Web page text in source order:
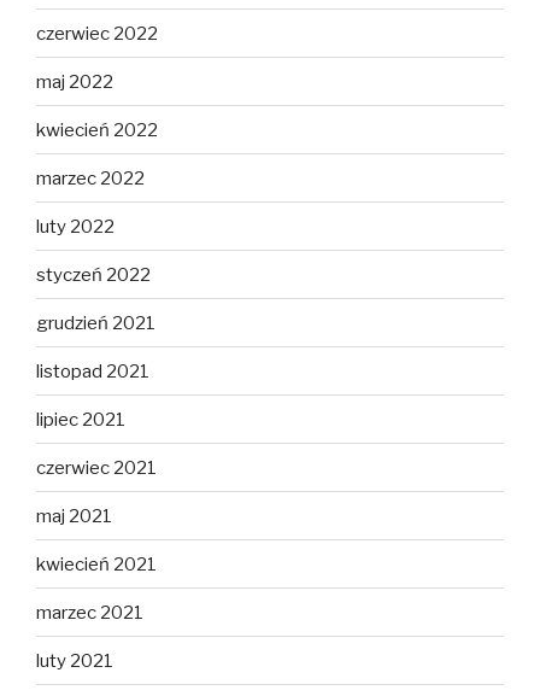
czerwiec 2022
maj 2022
kwiecień 2022
marzec 2022
luty 2022
styczeń 2022
grudzień 2021
listopad 2021
lipiec 2021
czerwiec 2021
maj 2021
kwiecień 2021
marzec 2021
luty 2021